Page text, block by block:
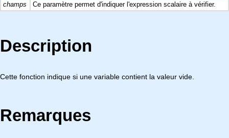
champs Ce paramètre permet d'indiquer l'expression scalaire à vérifier.
Description
Cette fonction indique si une variable contient la valeur vide.
Remarques